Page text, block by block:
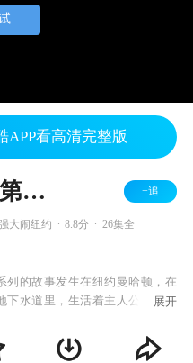
APP看高清完整版
忍者龟 第一季 +追
大闹纽约 8.8分 26集全
列的故事发生在纽约曼哈顿，在
下水道里，生活着主人公：四只
一天，作为人类的斯普林特不幸
绿色物质的辐射，变异成了一只
展开